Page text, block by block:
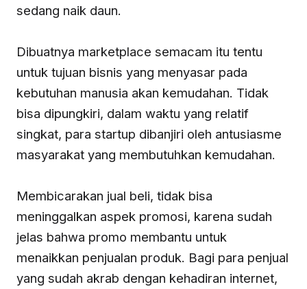
sedang naik daun.
Dibuatnya marketplace semacam itu tentu
untuk tujuan bisnis yang menyasar pada
kebutuhan manusia akan kemudahan. Tidak
bisa dipungkiri, dalam waktu yang relatif
singkat, para startup dibanjiri oleh antusiasme
masyarakat yang membutuhkan kemudahan.
Membicarakan jual beli, tidak bisa
meninggalkan aspek promosi, karena sudah
jelas bahwa promo membantu untuk
menaikkan penjualan produk. Bagi para penjual
yang sudah akrab dengan kehadiran internet,